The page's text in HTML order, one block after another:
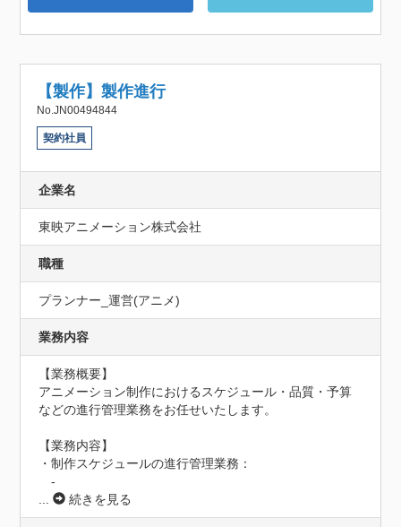
【製作】製作進行
No.JN00494844
契約社員
企業名
東映アニメーション株式会社
職種
プランナー_運営(アニメ)
業務内容
【業務概要】
アニメーション制作におけるスケジュール・品質・予算
などの進行管理業務をお任せいたします。
【業務内容】
・制作スケジュールの進行管理業務：
-
...
続きを見る